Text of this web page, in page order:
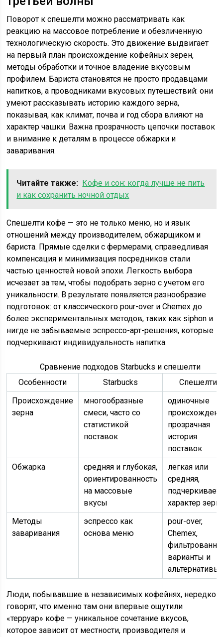
Поворот к спешелти можно рассматривать как
реакцию на массовое потребление и обезличенную
технологическую скорость. Это движение выдвигает
на первый план происхождение кофейных зерен,
методы обработки и точное владение вкусовым
профилем. Бариста становятся не просто продавцами
напитков, а проводниками вкусовых путешествий: они
умеют рассказывать историю каждого зерна,
показывая, как климат, почва и год сбора влияют на
характер чашки. Важна прозрачность цепочки поставок
и внимание к деталям в процессе обжарки и
заваривания.
Читайте также: Кофе и сон: когда лучше не пить
и как сохранить ночной отдых
Спешелти кофе — это не только меню, но и язык
отношений между производителем, обжарщиком и
бариста. Прямые сделки с фермерами, справедливая
компенсация и минимизация посредников стали
частью ценностей новой эпохи. Легкость выбора
исчезает за тем, чтобы подобрать зерно с учетом его
уникальности. В результате появляется разнообразие
подготовок: от классического pour-over и Chemex до
более экспериментальных методов, таких как siphon и
нигде не забываемые эспрессо-арт-решения, которые
подчеркивают индивидуальность напитка.
Сравнение подходов Starbucks и спешелти
Особенности
Starbucks
Спешелти
Происхождение
зерна
многообразные
смеси, часто со
статистикой
поставок
одиночные
прозрачная
история
поставок
Обжарка
средняя и глубокая,
ориентированность
на массовые
вкусы
легкая или
средняя,
подчеркивает
характер
Методы
заваривания
эспрессо как
основа меню
pour-over,
Chemex,
варианты и
альтернативы
Люди, побывавшие в независимых кофейнях, нередко
говорят, что именно там они впервые ощутили
«терруар» кофе — уникальное сочетание вкусов,
которое зависит от местности, производителя и